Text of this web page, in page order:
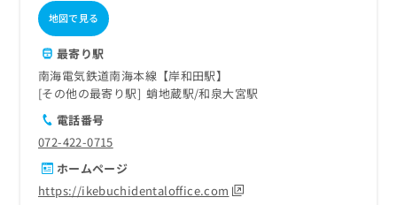
地図で見る
最寄り駅
南海電気鉄道南海本線【岸和田駅】
その他の最寄り駅
蛸地蔵駅 和泉大宮駅
電話番号
072-422-0715
ホームページ
https://ikebuchidentaloffice.com